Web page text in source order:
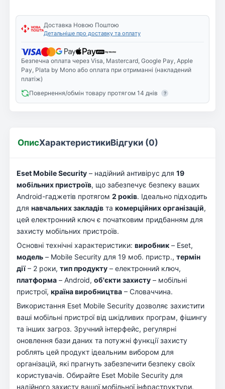
Доставка Новою Поштою
Детальніше про доставку та оплату
Безпечна оплата через Visa, Mastercard, Google Pay, Apple
Pay, Plata by Mono або оплата при отриманні (накладений
платіж)
Повернення/обмін товару протягом 14 днів
?
ОписХарактеристикиВідгуки (0)
Eset Mobile Security – надійний антивірус для 19
мобільних пристроїв, що забезпечує безпеку ваших
Android-гаджетів протягом 2 років. Ідеально підходить
для навчальних закладів та комерційних організацій,
цей електронний ключ є початковим придбанням для
захисту мобільних пристроїв.
Основні технічні характеристики: виробник – Eset,
модель – Mobile Security для 19 моб. пристр., термін
дії– 2 роки, тип продукту – електронний ключ,
платформа – Android, об'єкти захисту – мобільні
пристрої, країна виробництва – Словаччина.
Використання Eset Mobile Security дозволяє захистити
ваші мобільні пристрої від шкідливих програм, фішингу
та інших загроз. Зручний інтерфейс, регулярні
оновлення бази даних та потужні функції захисту
роблять цей продукт ідеальним вибором для
організацій, які прагнуть забезпечити безпеку своїх
користувачів. Обирайте Eset Mobile Security для
надійного захисту вашої мобільної інфраструктури.